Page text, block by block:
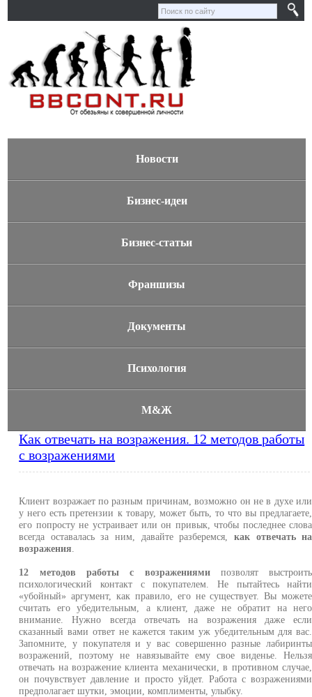
Новости
Бизнес-идеи
Бизнес-статьи
Франшизы
Документы
Психология
М&Ж
Как отвечать на возражения. 12 методов работы
с возражениями
Клиент возражает по разным причинам, возможно он не в духе или
у него есть претензии к товару, может быть, то что вы предлагаете,
его попросту не устраивает или он привык, чтобы последнее слова
всегда оставалась за ним, давайте разберемся, как отвечать на
возражения
12 методов работы с возражениямипозволят выстроить
психологический контакт с покупателем. Не пытайтесь найти
«убойный» аргумент, как правило, его не существует. Вы можете
считать его убедительным, а клиент, даже не обратит на него
внимание. Нужно всегда отвечать на возражения даже если
сказанный вами ответ не кажется таким уж убедительным для вас.
Запомните, у покупателя и у вас совершенно разные лабиринты
возражений, поэтому не навязывайте ему свое виденье. Нельзя
отвечать на возражение клиента механически, в противном случае,
он почувствует давление и просто уйдет. Работа с возражениями
предполагает шутки, эмоции, комплименты, улыбку.